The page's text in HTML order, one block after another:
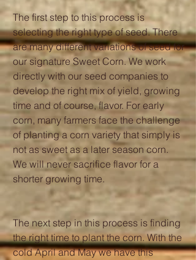
The first step to this process is
selecting the right type of seed. There
are many different variations of seed for
our signature Sweet Corn. We work
directly with our seed companies to
develop the right mix of yield, growing
time and of course, flavor. For early
corn, many farmers face the challenge
of planting a corn variety that simply is
not as sweet as a later season corn.
We will never sacrifice flavor for a
shorter growing time.
The next step in this process is finding
the right time to plant the corn. With the
cold April and May we have this